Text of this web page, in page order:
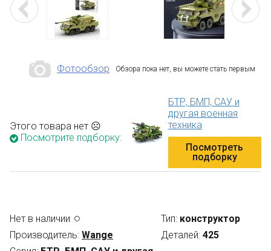
Фотообзор Обзора пока нет, вы можете стать первым
Этого товара нет ☹
Посмотрите подборку:
БТР, БМП, САУ и
другая военная
техника
Посмотреть
подборку
Нет в наличии
Производитель: Wange
Тип: конструктор
Деталей: 425